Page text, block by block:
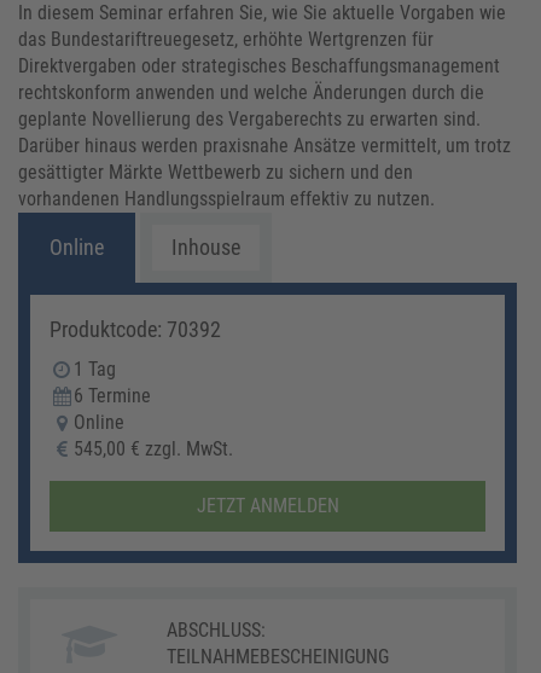
In diesem Seminar erfahren Sie, wie Sie aktuelle Vorgaben wie
das Bundestariftreuegesetz, erhöhte Wertgrenzen für
Direktvergaben oder strategisches Beschaffungsmanagement
rechtskonform anwenden und welche Änderungen durch die
geplante Novellierung des Vergaberechts zu erwarten sind.
Darüber hinaus werden praxisnahe Ansätze vermittelt, um trotz
gesättigter Märkte Wettbewerb zu sichern und den
vorhandenen Handlungsspielraum effektiv zu nutzen.
Online Inhouse
Produktcode: 70392
1 Tag
6 Termine
Online
545,00 € zzgl. MwSt.
JETZT ANMELDEN
ABSCHLUSS:
TEILNAHMEBESCHEINIGUNG